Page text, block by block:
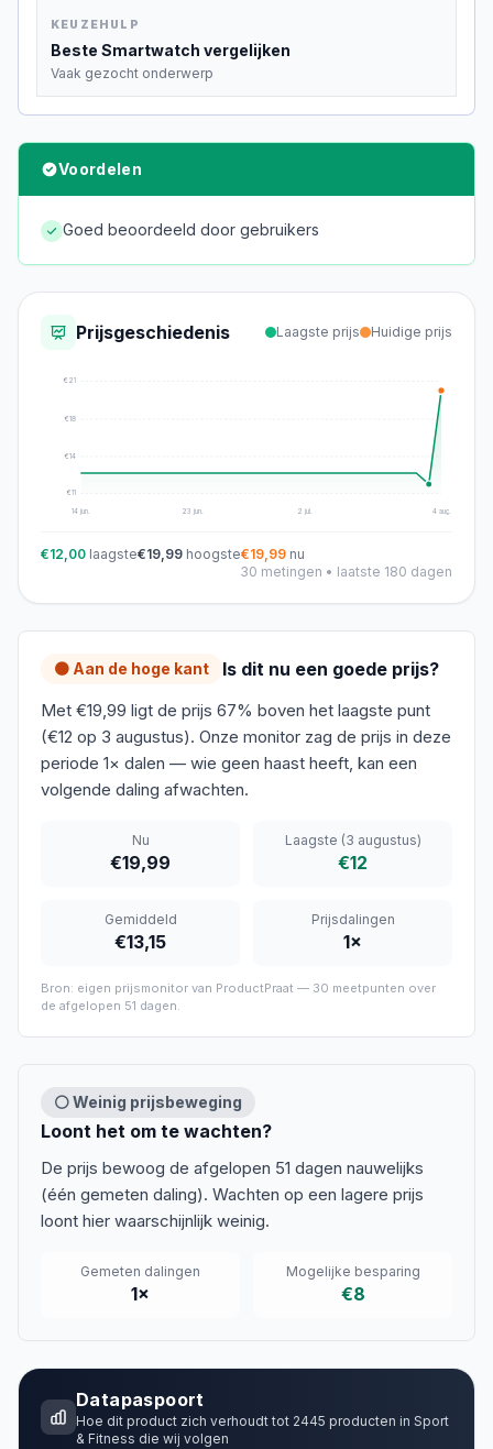
KEUZEHULP
Beste Smartwatch vergelijken
Vaak gezocht onderwerp
Voordelen
Goed beoordeeld door gebruikers
Prijsgeschiedenis Laagste prijs Huidige prijs
€11
€14
€18
€ 21
14 jun. 23 jun. 2 jul. 4 aug.
€12,00 laagste€19,99 hoogste€19,99 nu
30 metingen • laatste 180 dagen
🟠 Aan de hoge kant Is dit nu een goede prijs?
Met €19,99 ligt de prijs 67% boven het laagste punt
(€12 op 3 augustus). Onze monitor zag de prijs in deze
periode 1× dalen — wie geen haast heeft, kan een
volgende daling afwachten.
Nu
€19,99
Laagste (3 augustus)
€12
Gemiddeld
€13,15
Prijsdalingen
1×
Bron: eigen prijsmonitor van ProductPraat — 30 meetpunten over
de afgelopen 51 dagen.
⚪ Weinig prijsbeweging
Loont het om te wachten?
De prijs bewoog de afgelopen 51 dagen nauwelijks
(één gemeten daling). Wachten op een lagere prijs
loont hier waarschijnlijk weinig.
Gemeten dalingen
1×
Mogelijke besparing
€8
Datapaspoort
Hoe dit product zich verhoudt tot 2445 producten in Sport
& Fitness die wij volgen